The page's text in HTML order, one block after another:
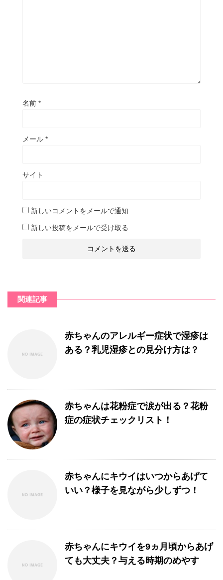
名前 *
メール *
サイト
新しいコメントをメールで通知
新しい投稿をメールで受け取る
関連記事
赤ちゃんのアレルギー症状で湿疹は
ある？乳児湿疹との見分け方は？
赤ちゃんは花粉症で涙が出る？花粉
症の症状チェックリスト！
赤ちゃんにキウイはいつからあげて
いい？様子を見ながら少しずつ！
赤ちゃんにキウイを9ヵ月頃からあげ
ても大丈夫？与える時期のめやす